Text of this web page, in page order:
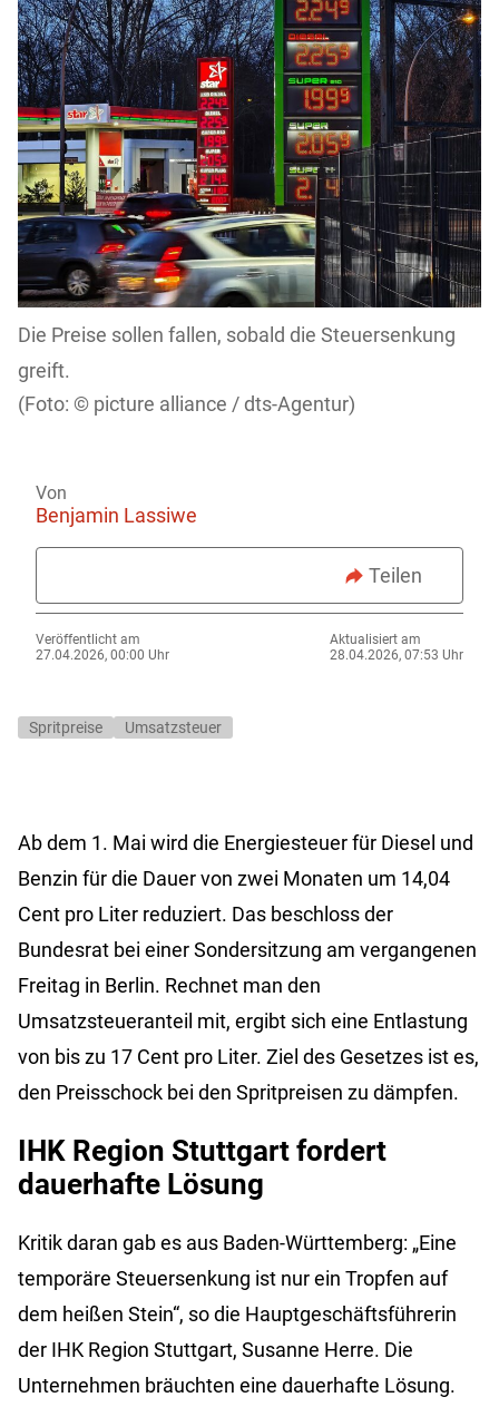
Die Preise sollen fallen, sobald die Steuersenkung
greift.
picture alliance / dts-Agentur)
Von
Benjamin Lassiwe
Teilen
Veröffentlicht am
27.04.2026, 00:00 Uhr
Aktualisiert am
28.04.2026, 07:53 Uhr
Spritpreise Umsatzsteuer
Ab dem 1. Mai wird die Energiesteuer für Diesel und
Benzin für die Dauer von zwei Monaten um 14,04
Cent pro Liter reduziert. Das beschloss der
Bundesrat bei einer Sondersitzung am vergangenen
Freitag in Berlin. Rechnet man den
Umsatzsteueranteil mit, ergibt sich eine Entlastung
von bis zu 17 Cent pro Liter. Ziel des Gesetzes ist es,
den Preisschock bei den Spritpreisen zu dämpfen.
IHK Region Stuttgart fordert
dauerhafte Lösung
Kritik daran gab es aus Baden-Württemberg: „Eine
temporäre Steuersenkung ist nur ein Tropfen auf
dem heißen Stein“, so die Hauptgeschäftsführerin
der IHK Region Stuttgart, Susanne Herre. Die
Unternehmen bräuchten eine dauerhafte Lösung.